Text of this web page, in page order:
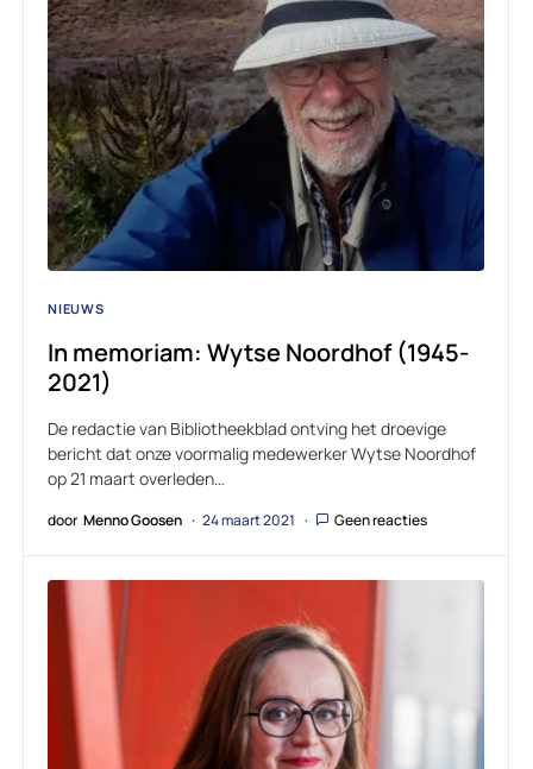
NIEUWS
In memoriam: Wytse Noordhof (1945-
2021)
De redactie van Bibliotheekblad ontving het droevige
bericht dat onze voormalig medewerker Wytse Noordhof
op 21 maart overleden…
door Menno Goosen 24 maart 2021 Geen reacties